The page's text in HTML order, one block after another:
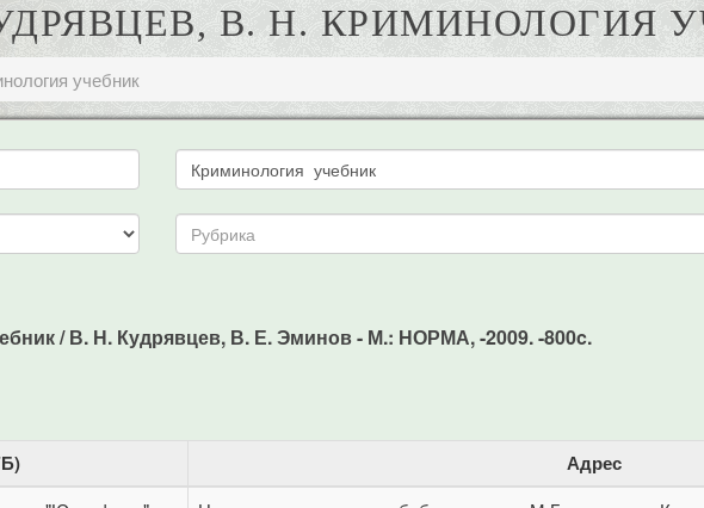
В. Н. КРИМИНОЛОГИЯ
учебник
/ В. Н. Кудрявцев, В. Е. Эминов - М.: НОРМА, -2009. -800c.
Адрес